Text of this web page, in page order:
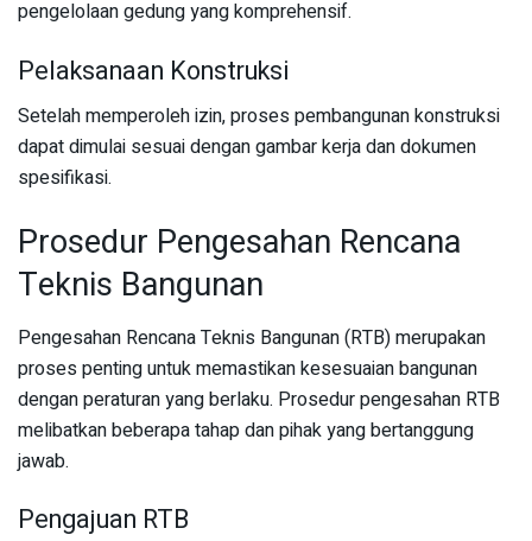
pengelolaan gedung yang komprehensif.
Pelaksanaan Konstruksi
Setelah memperoleh izin, proses pembangunan konstruksi
dapat dimulai sesuai dengan gambar kerja dan dokumen
spesifikasi.
Prosedur Pengesahan Rencana
Teknis Bangunan
Pengesahan Rencana Teknis Bangunan (RTB) merupakan
proses penting untuk memastikan kesesuaian bangunan
dengan peraturan yang berlaku. Prosedur pengesahan RTB
melibatkan beberapa tahap dan pihak yang bertanggung
jawab.
Pengajuan RTB